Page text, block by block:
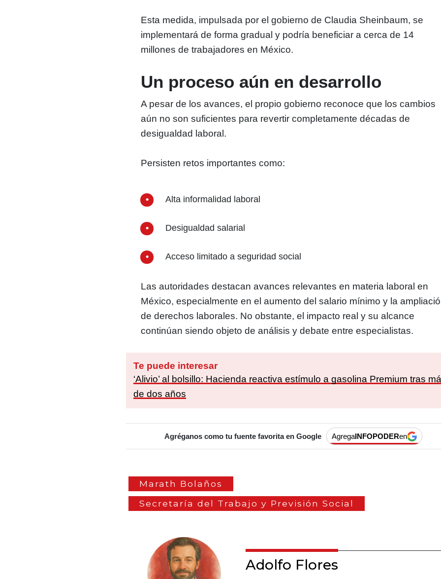
Esta medida, impulsada por el gobierno de Claudia Sheinbaum, se
implementará de forma gradual y podría beneficiar a cerca de 14
millones de trabajadores en México.
Un proceso aún en desarrollo
A pesar de los avances, el propio gobierno reconoce que los cambios
aún no son suficientes para revertir completamente décadas de
desigualdad laboral.
Persisten retos importantes como:
Alta informalidad laboral
Desigualdad salarial
Acceso limitado a seguridad social
Las autoridades destacan avances relevantes en materia laboral en
México, especialmente en el aumento del salario mínimo y la
de derechos laborales. No obstante, el impacto real y su alcance
continúan siendo objeto de análisis y debate entre especialistas.
Te puede interesar
‘Alivio’ al bolsillo: Hacienda reactiva estímulo a gasolina Premium tras
de dos años
Agréganos como tu fuente favorita en Google AgregaINFOPODERen
Marath Bolaños
Secretaría del Trabajo y Previsión Social
Adolfo Flores